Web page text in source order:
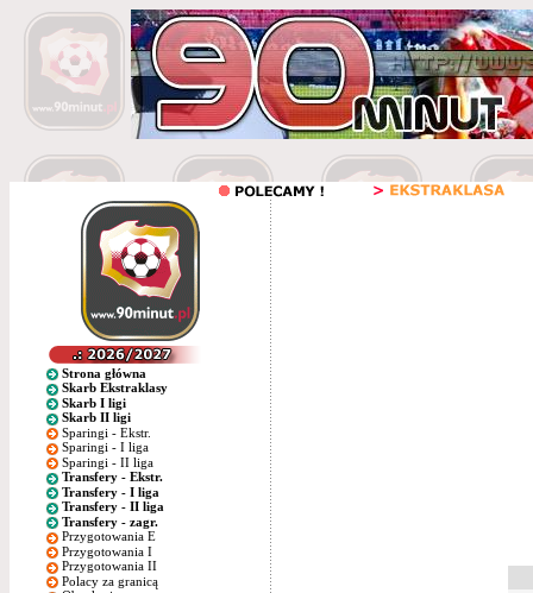
Strona główna
Skarb Ekstraklasy
Skarb I ligi
Skarb II ligi
Sparingi - Ekstr.
Sparingi - I liga
Sparingi - II liga
Transfery - Ekstr.
Transfery - I liga
Transfery - II liga
Transfery - zagr.
Przygotowania E
Przygotowania I
Przygotowania II
Polacy za granicą